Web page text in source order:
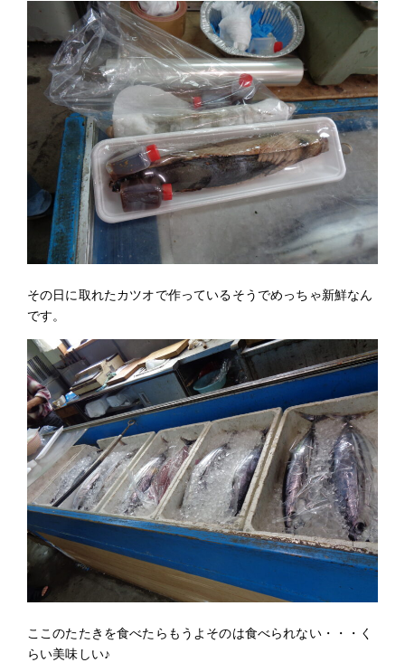
2026年2月(9)
2026年1月(2)
2025年 (64)
2024年 (59)
2023年 (22)
その日に取れたカツオで作っているそうでめっちゃ新鮮なん
です。
ここのたたきを食べたらもうよそのは食べられない・・・く
らい美味しい♪